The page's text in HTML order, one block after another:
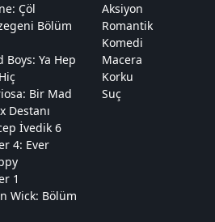
Çöl
Bölüm
Boys: Ya Hep
Bir Mad
Destanı
İvedik 6
4: Ever
1
Wick: Bölüm
Aksiyon
Romantik
Komedi
Macera
Korku
Suç